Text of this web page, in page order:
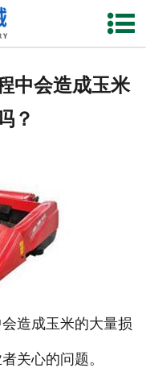
新闻中心
厂房设备
联系我们
中会造成玉米
？
造成玉米的大量损
关心的问题。